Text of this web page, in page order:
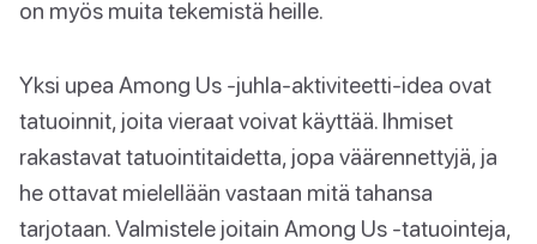
on myös muita tekemistä heille.
Yksi upea Among Us -juhla-aktiviteetti-idea ovat
tatuoinnit, joita vieraat voivat käyttää. Ihmiset
rakastavat tatuointitaidetta, jopa väärennettyjä, ja
he ottavat mielellään vastaan mitä tahansa
tarjotaan. Valmistele joitain Among Us -tatuointeja,